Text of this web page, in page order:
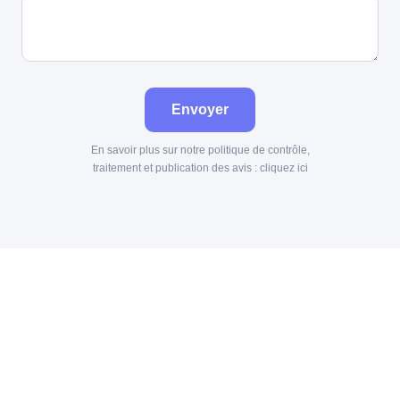
Envoyer
En savoir plus sur notre politique de contrôle,
traitement et publication des avis : cliquez ici